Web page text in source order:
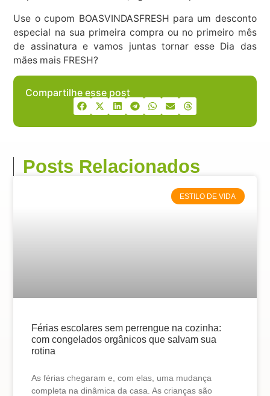
Use o cupom BOASVINDASFRESH para um desconto
especial na sua primeira compra ou no primeiro mês
de assinatura e vamos juntas tornar esse Dia das
mães mais FRESH?
Compartilhe esse post
Posts Relacionados
ESTILO DE VIDA
Férias escolares sem perrengue na cozinha:
com congelados orgânicos que salvam sua
rotina
As férias chegaram e, com elas, uma mudança
completa na dinâmica da casa. As crianças são